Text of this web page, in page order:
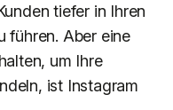
tiefer in Ihren
führen. Aber eine
um Ihre
ist Instagram